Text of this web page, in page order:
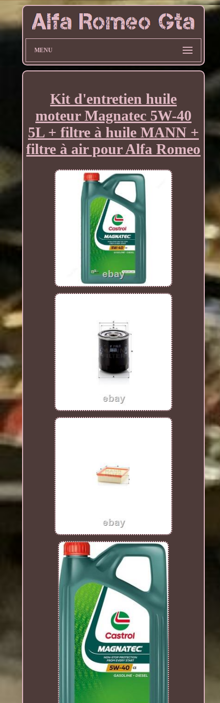
MENU
Kit d'entretien huile
moteur Magnatec 5W-40
5L + filtre à huile MANN +
filtre à air pour Alfa Romeo